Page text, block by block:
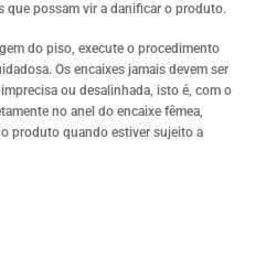
que possam vir a danificar o produto.
do piso, execute o procedimento
Os encaixes jamais devem ser
ou desalinhada, isto é, com o
no anel do encaixe fêmea,
produto quando estiver sujeito a